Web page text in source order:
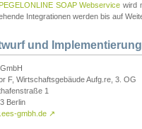
PEGELONLINE SOAP Webservice wird
Integrationen werden bis auf
und Implementierung
F, Wirtschaftsgebäude Aufg.re, 3. OG
1
Berlin
gmbh.de ↗